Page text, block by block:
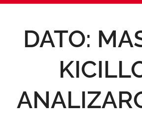
DATO: